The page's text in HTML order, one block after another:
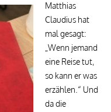
Matthias
Claudius hat
mal gesagt:
„Wenn jemand
eine Reise tut,
so kann er was
erzählen.“ Und
da die